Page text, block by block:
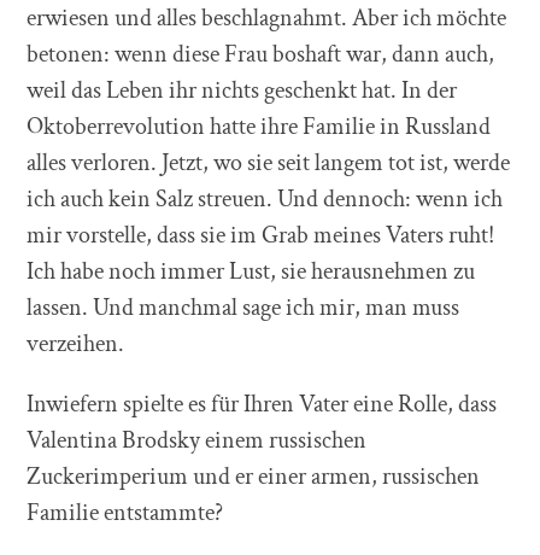
erwiesen und alles beschlagnahmt. Aber ich möchte
betonen: wenn diese Frau boshaft war, dann auch,
weil das Leben ihr nichts geschenkt hat. In der
Oktoberrevolution hatte ihre Familie in Russland
alles verloren. Jetzt, wo sie seit langem tot ist, werde
ich auch kein Salz streuen. Und dennoch: wenn ich
mir vorstelle, dass sie im Grab meines Vaters ruht!
Ich habe noch immer Lust, sie herausnehmen zu
lassen. Und manchmal sage ich mir, man muss
verzeihen.
Inwiefern spielte es für Ihren Vater eine Rolle, dass
Valentina Brodsky einem russischen
Zuckerimperium und er einer armen, russischen
Familie entstammte?